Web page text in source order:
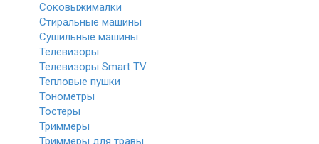
Соковыжималки
Стиральные машины
Сушильные машины
Телевизоры
Телевизоры Smart TV
Тепловые пушки
Тонометры
Тостеры
Триммеры
Триммеры для травы